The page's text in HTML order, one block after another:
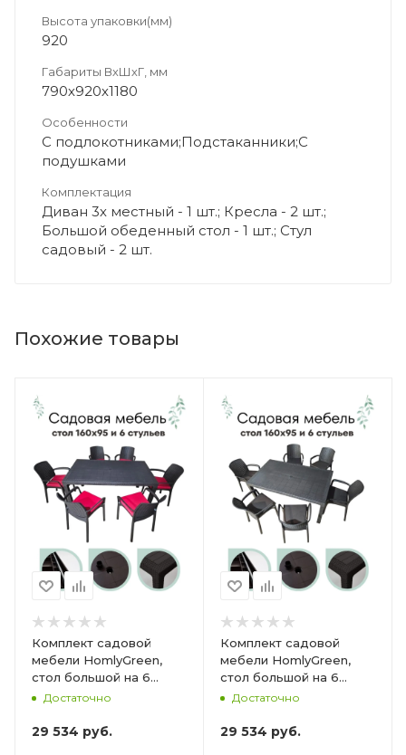
Высота упаковки(мм)
920
Габариты ВхШхГ, мм
790х920х1180
Особенности
С подлокотниками;Подстаканники;С
подушками
Комплектация
Диван 3х местный - 1 шт.; Кресла - 2 шт.;
Большой обеденный стол - 1 шт.; Стул
садовый - 2 шт.
Похожие товары
Комплект садовой
мебели HomlyGreen,
стол большой на 6
персон 153х79х70, 6
бордовыми подушками
Достаточно
29 534 руб.
Комплект садовой
мебели HomlyGreen,
стол большой на 6
персон 153х79х70, 6
коричневыми
Достаточно
29 534 руб.